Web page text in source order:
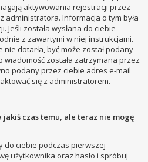
aktywowania rejestracji przez
administratora. Informacja o tym była
została wysłana do ciebie
z zawartymi w niej instrukcjami.
nie dotarła, być może został podany
wiadomość została zatrzymana przez
podany przez ciebie adres e-mail
się z administratorem.
jakiś czas temu, ale teraz nie mogę
do ciebie podczas pierwszej
użytkownika oraz hasło i spróbuj